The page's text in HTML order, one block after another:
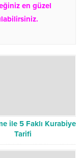
en güzel
ile 5 Faklı Kurabiye
Tarifi